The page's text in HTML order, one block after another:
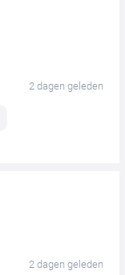
2 dagen geleden
2 dagen geleden